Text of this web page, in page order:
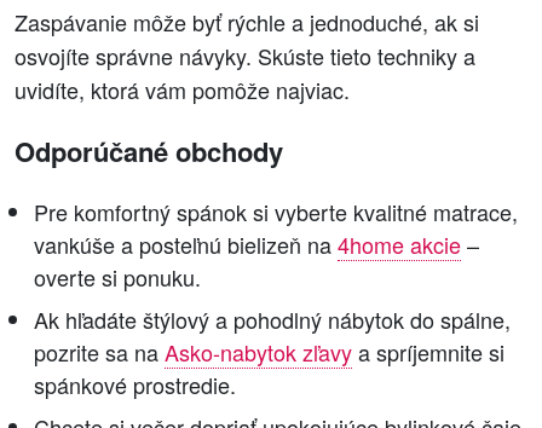
Zaspávanie môže byť rýchle a jednoduché, ak si
osvojíte správne návyky. Skúste tieto techniky a
uvidíte, ktorá vám pomôže najviac.
Odporúčané obchody
Pre komfortný spánok si vyberte kvalitné matrace,
vankúše a posteľnú bielizeň na4home akcie–
overte si ponuku.
Ak hľadáte štýlový a pohodlný nábytok do spálne,
pozrite sa naAsko-nabytok zľavya spríjemnite si
spánkové prostredie.